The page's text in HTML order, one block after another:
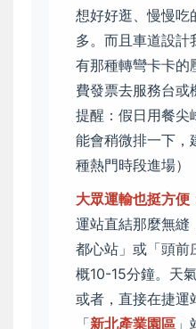
想好好逛、慢慢吃
多。而且車道設計
有那種轉彎卡卡的
費發票去服務台或
提醒：假日用餐尖
能會稍微排一下，
種熱門時段進場）
大眾運輸也挺方便
運站直結那麼無縫
都心站」或「頭前
概10-15分鐘。天
或者，直接在捷運
「新北產業園區